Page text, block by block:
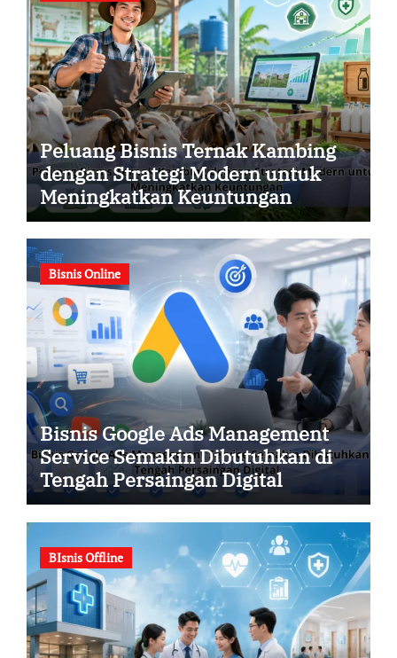
Peluang Bisnis Ternak Kambing
dengan Strategi Modern untuk
Meningkatkan Keuntungan
Bisnis Online
Bisnis Google Ads Management
Service Semakin Dibutuhkan di
Tengah Persaingan Digital
BIsnis Offline